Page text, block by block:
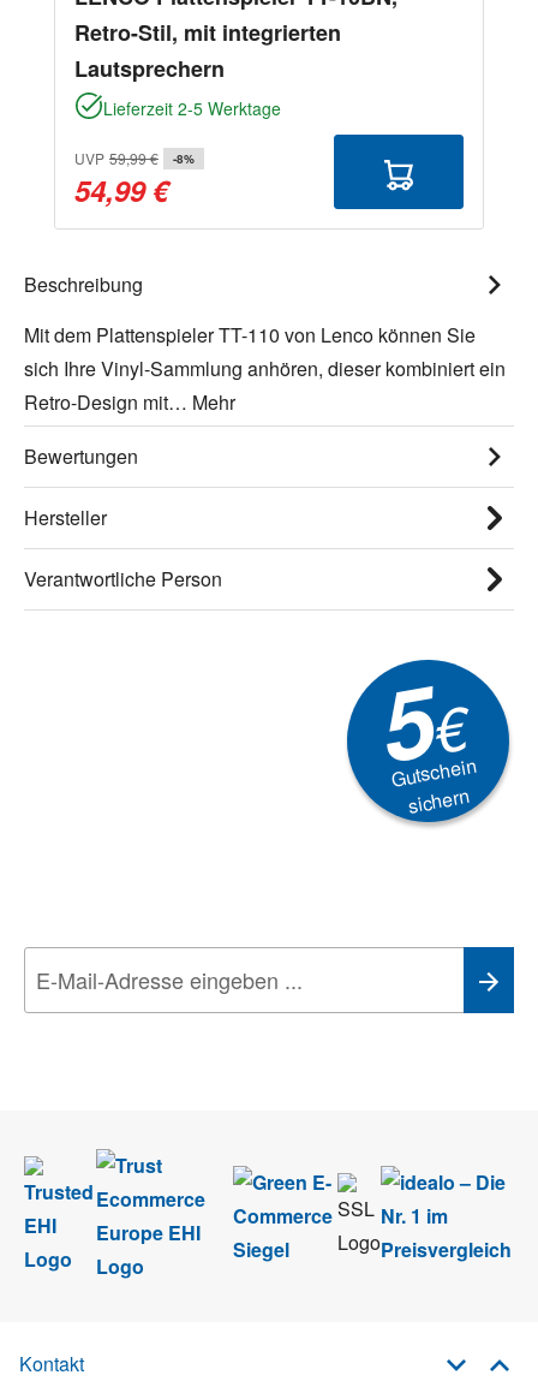
Retro-Stil, mit integrierten
Lautsprechern
Lieferzeit 2-5 Werktage
UVP 59,99 € -8%
54,99 €
Beschreibung
Mit dem Plattenspieler TT-110 von Lenco können Sie
sich Ihre Vinyl-Sammlung anhören, dieser kombiniert ein
Retro-Design mit… Mehr
Bewertungen
Hersteller
Verantwortliche Person
5€
Gutschein
sichern
Kontakt